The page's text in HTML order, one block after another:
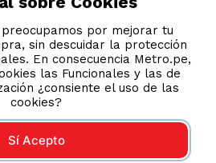
por mejorar tu
sin descuidar la protección
En consecuencia Metro.pe,
las Funcionales y las de
¿consiente el uso de las
cookies?
Sí Acepto